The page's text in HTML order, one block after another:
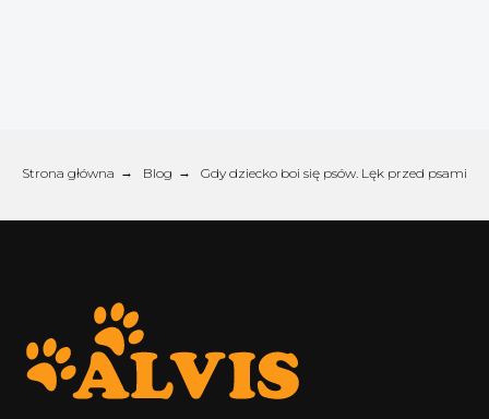
Strona główna → Blog → Gdy dziecko boi się psów. Lęk przed psami